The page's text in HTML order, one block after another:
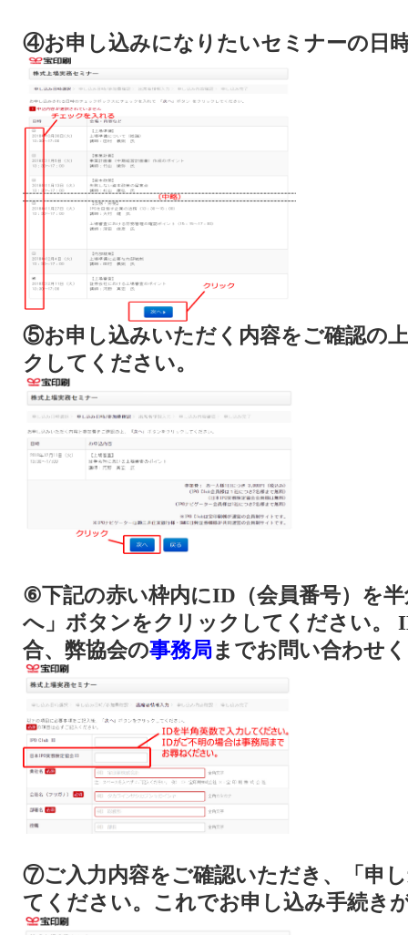
④お申し込みになりたいセミナーの日
⑤お申し込みいただく内容をご確認の
クしてください。
⑥下記の赤い枠内にID（会員番号）を
へ」ボタンをクリックしてください。
合、弊協会の事務局までお問い合わせ
⑦ご入力内容をご確認いただき、「申
てください。これでお申し込み手続き